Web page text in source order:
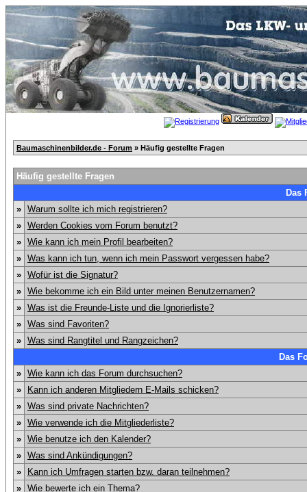
Baumaschinenbilder.de - Forum » Häufig gestellte Fragen
Häufig gestellte Fragen
Das
» Warum sollte ich mich registrieren?
» Werden Cookies vom Forum benutzt?
» Wie kann ich mein Profil bearbeiten?
» Was kann ich tun, wenn ich mein Passwort vergessen habe?
» Wofür ist die Signatur?
» Wie bekomme ich ein Bild unter meinen Benutzernamen?
» Was ist die Freunde-Liste und die Ignorierliste?
» Was sind Favoriten?
» Was sind Rangtitel und Rangzeichen?
Das
» Wie kann ich das Forum durchsuchen?
»
Kann ich anderen Mitgliedern E-Mails schicken?
» Was sind private Nachrichten?
» Wie verwende ich die Mitgliederliste?
» Wie benutze ich den Kalender?
» Was sind Ankündigungen?
»
Kann ich Umfragen starten bzw. daran teilnehmen?
» Wie bewerte ich ein Thema?